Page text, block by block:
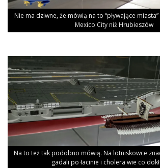
Nie ma dziw­ne, że mówią na to “pły­wa­ją­ce
Mexi­co City niż Hrubieszów
Na to też tak podob­no mówią. Na lot­ni­skow­ce
gada­li po łaci­nie i cho­le­ra wie co